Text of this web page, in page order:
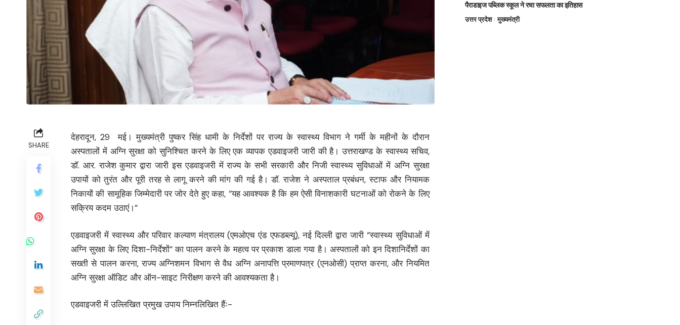
SHARE
देहरादून, 29 मई। मुख्यमंत्री पुष्कर सिंह धामी के निर्देशों पर राज्य के स्वास्थ्य विभाग ने गर्मी के महीनों के दौरान
अस्पतालों में अग्नि सुरक्षा को सुनिश्चित करने के लिए एक व्यापक एडवाइजरी जारी की है। उत्तराखण्ड के स्वास्थ्य सचिव,
डॉ. आर. राजेश कुमार द्वारा जारी इस एडवाइजरी में राज्य के सभी सरकारी और निजी स्वास्थ्य सुविधाओं में अग्नि सुरक्षा
उपायों को तुरंत और पूरी तरह से लागू करने की मांग की गई है। डॉ. राजेश ने अस्पताल प्रबंधन, स्टाफ और नियामक
निकायों की सामूहिक जिम्मेदारी पर जोर देते हुए कहा, “यह आवश्यक है कि हम ऐसी विनाशकारी घटनाओं को रोकने के लिए
सक्रिय कदम उठाएं।“
एडवाइजरी में स्वास्थ्य और परिवार कल्याण मंत्रालय (एमओएच एंड एफडब्ल्यू), नई दिल्ली द्वारा जारी “स्वास्थ्य सुविधाओं में
अग्नि सुरक्षा के लिए दिशा-निर्देशों“ का पालन करने के महत्व पर प्रकाश डाला गया है। अस्पतालों को इन दिशानिर्देशों का
सख्ती से पालन करना, राज्य अग्निशमन विभाग से वैध अग्नि अनापत्ति प्रमाणपत्र (एनओसी) प्राप्त करना, और नियमित
अग्नि सुरक्षा ऑडिट और ऑन-साइट निरीक्षण करने की आवश्यकता है।
एडवाइजरी में उल्लिखित प्रमुख उपाय निम्नलिखित हैंः-
पैराडाइज पब्लिक स्कूल ने रचा सफलता का इतिहास
उत्तर प्रदेश मुख्यमंत्री